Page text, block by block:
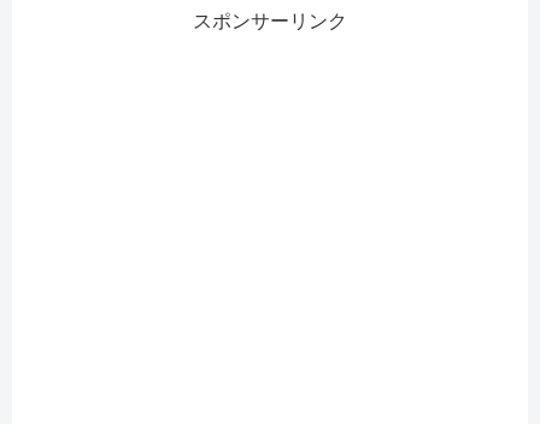
スポンサーリンク